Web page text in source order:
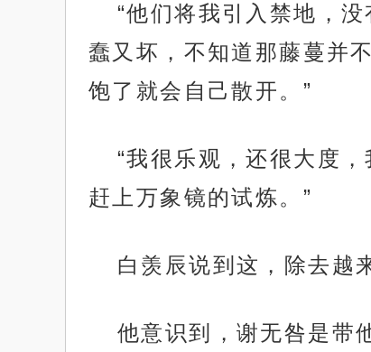
“他们将我引入禁地，
蠢又坏，不知道那藤蔓并
饱了就会自己散开。”
“我很乐观，还很大度
赶上万象镜的试炼。”
白羡辰说到这，除去越
他意识到，谢无咎是带